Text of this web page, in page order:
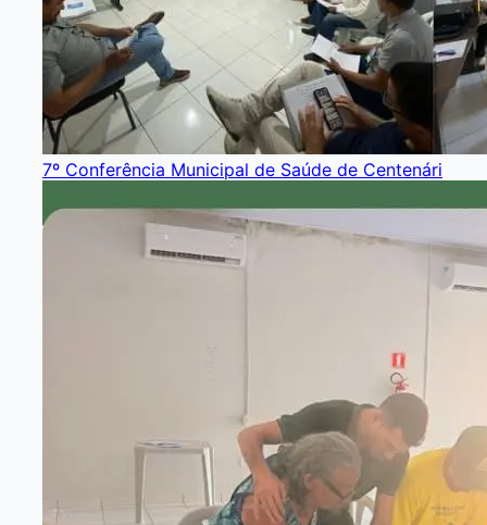
7º Conferência Municipal de Saúde de Centenári